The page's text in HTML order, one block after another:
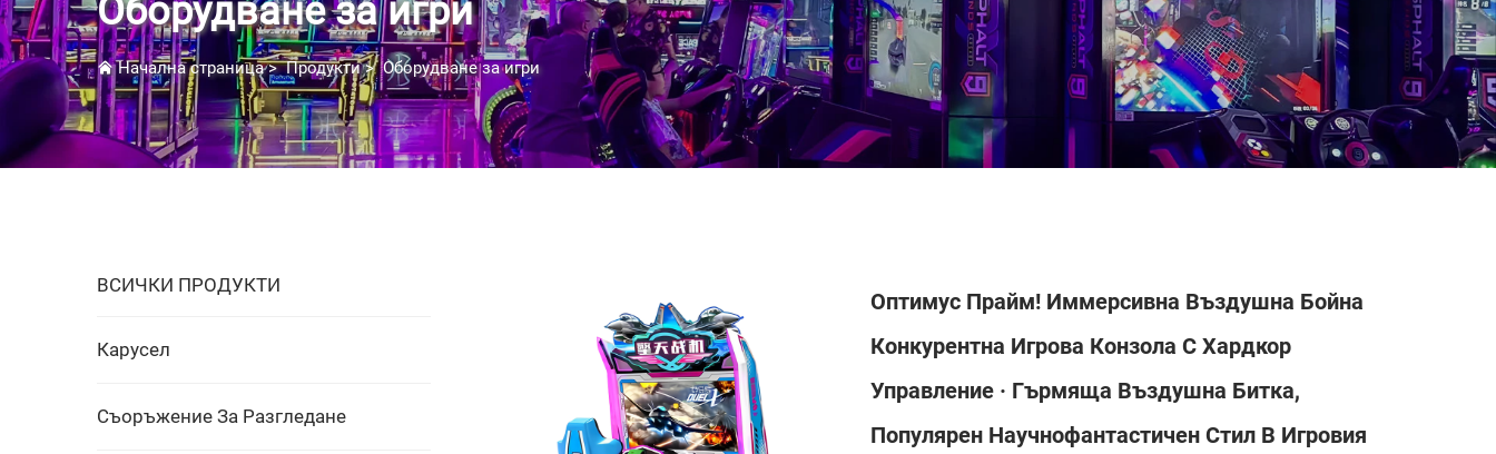
Оборудване за игри
Начална страница>Продукти>Оборудване за игри
ВСИЧКИ ПРОДУКТИ
Карусел
Съоръжение За Разгледане
Оптимус Прайм! Иммерсивна Въздушна Бойна
Конкурентна Игрова Конзола С Хардкор
Управление · Гърмяща Въздушна Битка,
Популярен Научнофантастичен Стил В Игровия